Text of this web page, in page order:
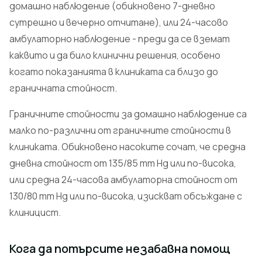
домашно наблюдение (обикновено 7-дневно
сутрешно и вечерно отчитане), или 24-часово
амбулаторно наблюдение - преди да се вземат
каквито и да било клинични решения, особено
когато показанията в клиниката са близо до
граничната стойност.
Граничните стойности за домашно наблюдение са
малко по-различни от граничните стойности в
клиниката. Обикновено насоките сочат, че средна
дневна стойност от 135/85 mm Hg или по-висока,
или средна 24-часова амбулаторна стойност от
130/80 mm Hg или по-висока, изискват обсъждане с
клиницист.
Кога да потърсите незабавна помощ